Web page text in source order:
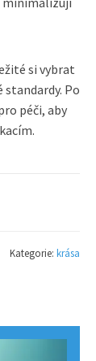
si vybrat
Po
péči, aby
Kategorie: krása